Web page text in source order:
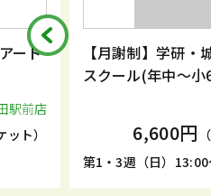
ート
駅前店
ト）
【月謝制】学研・
スクール(年中～小
6,600円
第1・3週（日）